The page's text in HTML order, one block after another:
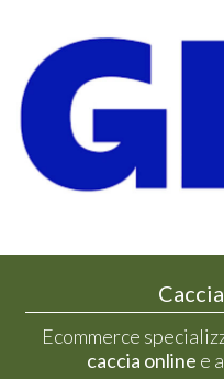
Ecommerce
caccia online e